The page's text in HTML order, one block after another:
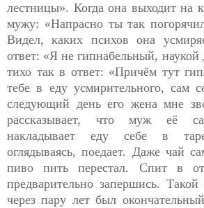
лестницы». Когда она выходит на
мужу: «Напрасно ты так
Видел, каких психов она
ответ: «Я не гипнабельный, наукой
тихо так в ответ: «Причём тут
тебе в еду усмирительного, сам
следующий день его жена мне
рассказывает, что муж её
накладывает еду себе в
оглядываясь, поедает. Даже чай
пиво пить перестал. Спит в
предварительно запершись.
через пару лет был